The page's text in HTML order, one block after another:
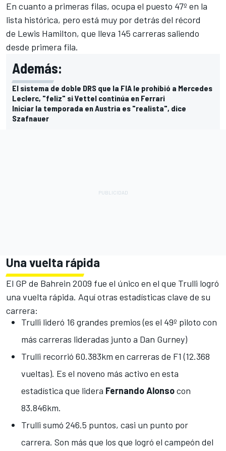
En cuanto a primeras filas, ocupa el puesto 47º en la
lista histórica, pero está muy por detrás del récord
de Lewis Hamilton, que lleva 145 carreras saliendo
desde primera fila.
Además:
El sistema de doble DRS que la FIA le prohibió a Mercedes
Leclerc, "feliz" si Vettel continúa en Ferrari
Iniciar la temporada en Austria es "realista", dice
Szafnauer
Una vuelta rápida
El GP de Bahrein 2009 fue el único en el que Trulli logró
una vuelta rápida. Aquí otras estadísticas clave de su
carrera:
Trulli lideró 16 grandes premios (es el 49º piloto con
más carreras lideradas junto a Dan Gurney)
Trulli recorrió 60.383km en carreras de F1 (12.368
vueltas). Es el noveno más activo en esta
estadística que lidera Fernando Alonsocon
83.846km.
Trulli sumó 246.5 puntos, casi un punto por
carrera. Son más que los que logró el campeón del